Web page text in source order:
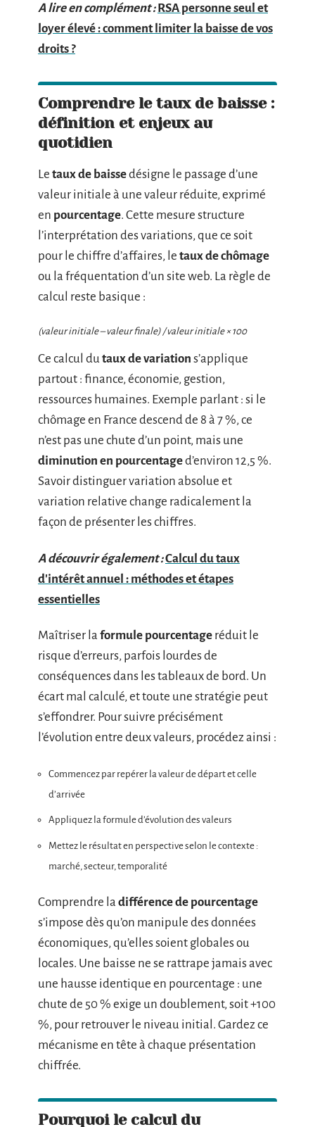
A lire en complément : RSA personne seul et
loyer élevé : comment limiter la baisse de vos
droits ?
Comprendre le taux de baisse :
définition et enjeux au
quotidien
Le taux de baissedésigne le passage d’une
valeur initiale à une valeur réduite, exprimé
en pourcentage. Cette mesure structure
l’interprétation des variations, que ce soit
pour le chiffre d’affaires, le taux de chômage
ou la fréquentation d’un site web. La règle de
calcul reste basique :
(valeur initiale – valeur finale) / valeur initiale × 100
Ce calcul dutaux de variation s’applique
partout : finance, économie, gestion,
ressources humaines. Exemple parlant : si le
chômage en France descend de 8 à 7 %, ce
n’est pas une chute d’un point, mais une
diminution en pourcentaged’environ 12,5 %.
Savoir distinguer variation absolue et
variation relative change radicalement la
façon de présenter les chiffres.
A découvrir également :Calcul du taux
d'intérêt annuel : méthodes et étapes
essentielles
Maîtriser la formule pourcentage réduit le
risque d’erreurs, parfois lourdes de
conséquences dans les tableaux de bord. Un
écart mal calculé, et toute une stratégie peut
s’effondrer. Pour suivre précisément
l’évolution entre deux valeurs, procédez ainsi :
Commencez par repérer la valeur de départ et celle
d’arrivée
Appliquez la formule d’évolution des valeurs
Mettez le résultat en perspective selon le contexte :
marché, secteur, temporalité
Comprendre la différence de pourcentage
s’impose dès qu’on manipule des données
économiques, qu’elles soient globales ou
locales. Une baisse ne se rattrape jamais avec
une hausse identique en pourcentage : une
chute de 50 % exige un doublement, soit +100
%, pour retrouver le niveau initial. Gardez ce
mécanisme en tête à chaque présentation
chiffrée.
Pourquoi le calcul du